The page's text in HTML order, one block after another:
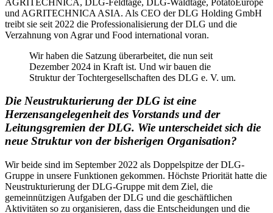
und AGRITECHNICA ASIA. Als CEO der DLG Holding GmbH
treibt sie seit 2022 die Professionalisierung der DLG und die
Verzahnung von Agrar und Food international voran.
Wir haben die Satzung überarbeitet, die nun seit
Dezember 2024 in Kraft ist. Und wir bauen die
Struktur der Tochtergesellschaften des DLG e. V. um.
Die Neustrukturierung der DLG ist eine
Herzensangelegenheit des Vorstands und der
Leitungsgremien der DLG. Wie unterscheidet sich die
neue Struktur von der bisherigen Organisation?
Wir beide sind im September 2022 als Doppelspitze der DLG-
Gruppe in unsere Funktionen gekommen. Höchste Priorität hatte die
Neustrukturierung der DLG-Gruppe mit dem Ziel, die
gemeinnützigen Aufgaben der DLG und die geschäftlichen
Aktivitäten so zu organisieren, dass die Entscheidungen und die